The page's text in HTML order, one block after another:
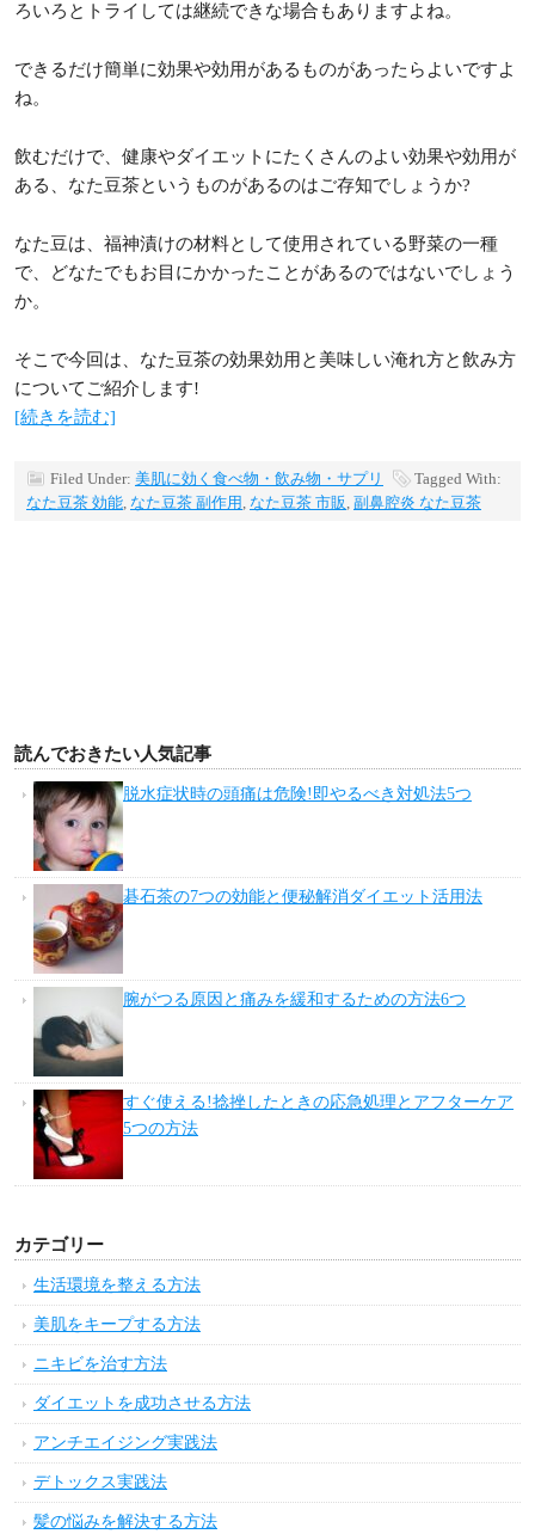
ろいろとトライしては継続できな場合もありますよね。
できるだけ簡単に効果や効用があるものがあったらよいですよ
ね。
飲むだけで、健康やダイエットにたくさんのよい効果や効用が
ある、なた豆茶というものがあるのはご存知でしょうか?
なた豆は、福神漬けの材料として使用されている野菜の一種
で、どなたでもお目にかかったことがあるのではないでしょう
か。
そこで今回は、なた豆茶の効果効用と美味しい淹れ方と飲み方
についてご紹介します!
[続きを読む]
Filed Under: 美肌に効く食べ物・飲み物・サプリ
Tagged With:
なた豆茶 効能, なた豆茶 副作用 , なた豆茶 市販, 副鼻腔炎 なた豆茶
読んでおきたい人気記事
脱水症状時の頭痛は危険!即やるべき対処法5つ
碁石茶の7つの効能と便秘解消ダイエット活用法
腕がつる原因と痛みを緩和するための方法6つ
すぐ使える!捻挫したときの応急処理とアフターケア
5つの方法
カテゴリー
生活環境を整える方法
美肌をキープする方法
ニキビを治す方法
ダイエットを成功させる方法
アンチエイジング実践法
デトックス実践法
髪の悩みを解決する方法